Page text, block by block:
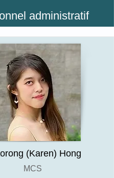
administratif
(Karen) Hong
MCS